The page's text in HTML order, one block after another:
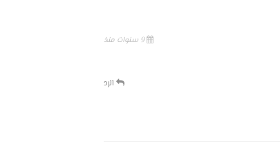
9 سنوات منذ
الرد